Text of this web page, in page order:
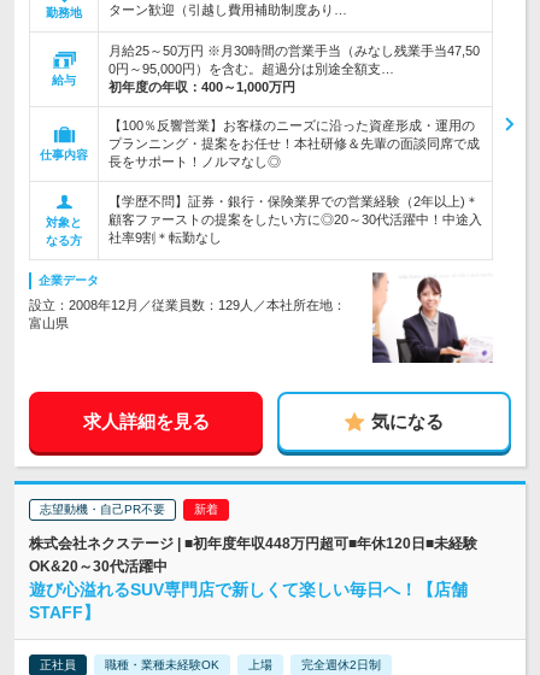
勤務地
ターン歓迎（引越し費用補助制度あり…
給与
月給25～50万円 ※月30時間の営業手当（みなし残業手当47,50
0円～95,000円）を含む。超過分は別途全額支…
初年度の年収： 400～1,000万円
仕事内容
【100％反響営業】お客様のニーズに沿った資産形成・運用の
プランニング・提案をお任せ！本社研修＆先輩の面談同席で成
長をサポート！ノルマなし◎
対象と
なる方
【学歴不問】証券・銀行・保険業界での営業経験（2年以上)＊
顧客ファーストの提案をしたい方に◎20～30代活躍中！中途入
社率9割＊転勤なし
企業データ
設立：2008年12月／従業員数：129人／本社所在地：
富山県
求人詳細を見る 気になる
志望動機・自己PR不要
株式会社ネクステージ | ■初年度年収448万円超可■年休120日■未経験
OK&20～30代活躍中
遊び心溢れるSUV専門店で新しくて楽しい毎日へ！【店舗
STAFF】
正社員 職種・業種未経験OK 上場 完全週休2日制